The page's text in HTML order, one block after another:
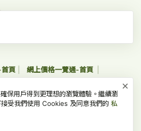
頁
網上價格一覽通-首頁
免責、版權及無障礙聲明
常見問題
保用戶得到更理想的瀏覽體驗。繼續瀏
受我們使用 Cookies 及同意我們的 私
×